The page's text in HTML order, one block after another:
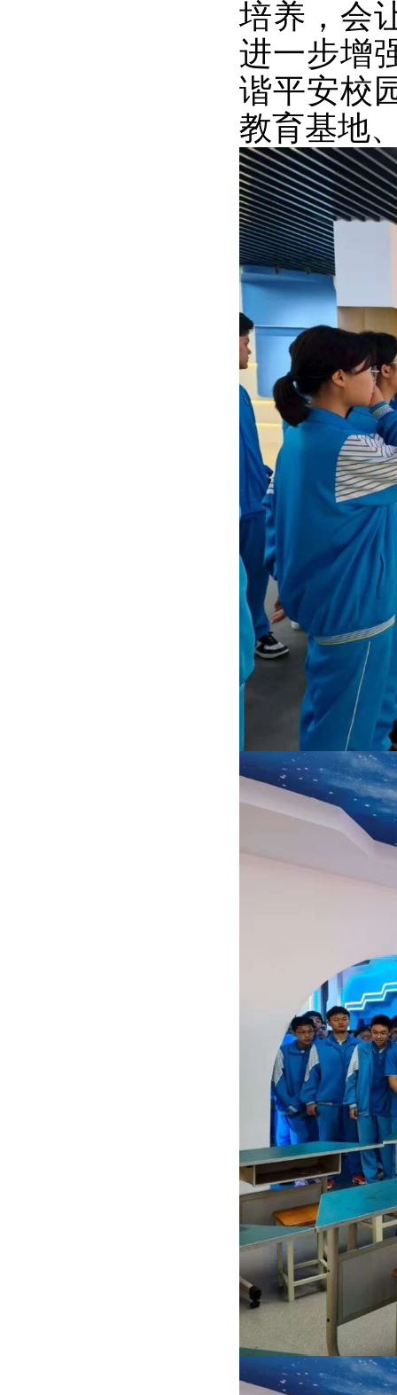
培养，会
进一步增
谐平安校
教育基地